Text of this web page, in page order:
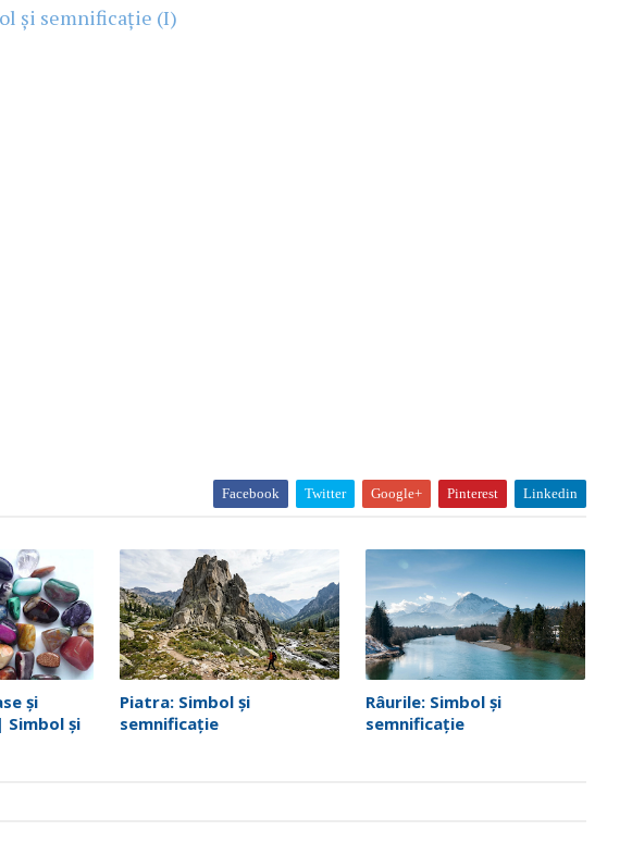
și semnificație (I)
Facebook Twitter Google+ Pinterest Linkedin
și
Simbol și
Piatra: Simbol și
semnificație
Râurile: Simbol și
semnificație